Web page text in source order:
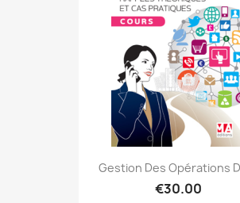
Gestion Des Opérations
€30.00